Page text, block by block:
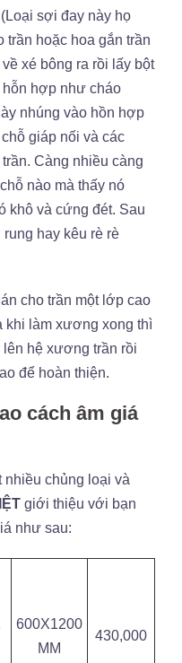
sợi đay này họ
trần hoặc hoa gắn trần
xé bông ra rồi lấy bột
hợp như cháo
nhúng vào hồn hợp
giáp nối và các
Càng nhiều càng
nào mà thấy nó
khô và cứng đét. Sau
hay kêu rè rè
cho trần một lớp cao
khi làm xương xong thì
lên hệ xương trần rồi
để hoàn thiện.
cách âm giá
nhiều chủng loại và
giới thiệu với bạn
như sau:
600X1200
MM
430,000